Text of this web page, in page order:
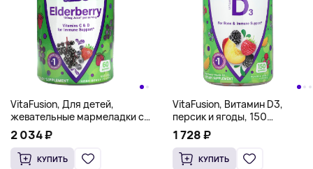
VitaFusion, Для детей,
жевательные мармеладки с
бузиной, для детей от 4 лет,
натуральные ягоды, 60
жевательных таблеток
2 034 ₽
КУПИТЬ
VitaFusion, Витамин D3,
персик и ягоды, 150
жевательных таблеток
1 728 ₽
КУПИТЬ